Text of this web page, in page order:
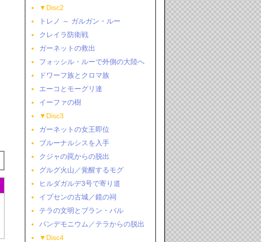
▼Disc2
トレノ ～ ガルガン・ルー
クレイラ防衛戦
ガーネットの救出
フォッシル・ルーで外側の大陸へ
ドワーフ族とクロマ族
エーコとモーグリ達
イーファの樹
▼Disc3
ガーネットの女王即位
ブルーナルシスを入手
クジャの罠からの脱出
グルグ火山／覚醒するモグ
ヒルダガルデ3号で寄り道
イプセンの古城／鏡の祠
テラの文明とブラン・バル
パンデモニウム／テラからの脱出
▼Disc4